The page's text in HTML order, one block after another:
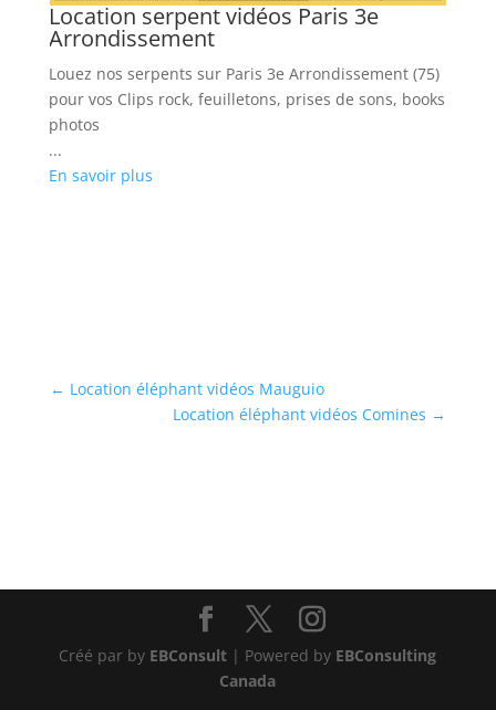
Location serpent vidéos Paris 3e
Arrondissement
Louez nos serpents sur Paris 3e Arrondissement (75)
pour vos Clips rock, feuilletons, prises de sons, books
photos
...
En savoir plus
← Location éléphant vidéos Mauguio
Location éléphant vidéos Comines →
Créé par by EBConsult | Powered by EBConsulting
Canada